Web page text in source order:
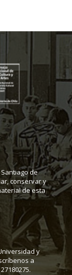
de
conservar y
de esta
y
a